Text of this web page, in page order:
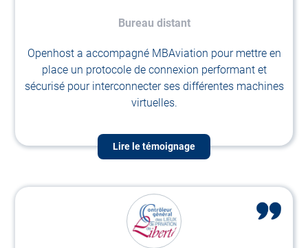
Bureau distant
Openhost a accompagné MBAviation pour mettre en
place un protocole de connexion performant et
sécurisé pour interconnecter ses différentes machines
virtuelles.
Lire le témoignage